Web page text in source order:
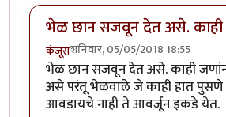
भेळ छान सजवून देत असे. काही
कंजूसशनिवार, 05/05/2018 18:55
भेळ छान सजवून देत असे. काही
असे परंतू भेळवाले जे काही हात
आवडायचे नाही ते आवर्जून इकडे येत.